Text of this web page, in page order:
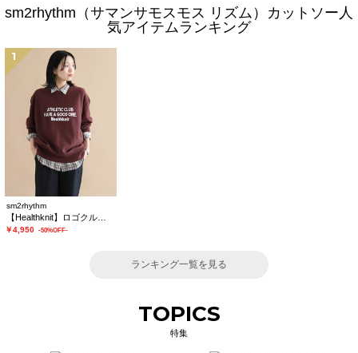
sm2rhythm（サマンサモスモス リズム）カットソー人
気アイテムランキング
1
sm2rhythm
￥4,950 -50%OFF-
ランキング一覧を見る
TOPICS
特集